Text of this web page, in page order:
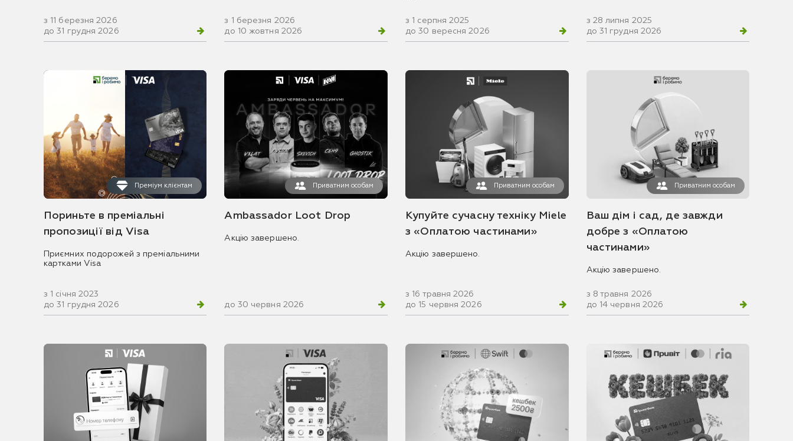
з 11 березня 2026
до 31 грудня 2026
з 1 березня 2026
до 10 жовтня 2026
з 1 серпня 2025
до 30 вересня 2026
з 28 липня 2025
до 31 грудня 2026
Преміум клієнтам
Пориньте в преміальні
пропозиції від Visa
Приємних подорожей з преміальними
картками Visa
з 1 січня 2023
до 31 грудня 2026
Приватним особам
Ambassador Loot Drop
Акцію завершено.
до 30 червня 2026
Приватним особам
Купуйте сучасну техніку Miele
з «Оплатою частинами»
Акцію завершено.
з 16 травня 2026
до 15 червня 2026
Приватним особам
Ваш дім і сад, де завжди
добре з «Оплатою
частинами»
Акцію завершено.
з 8 травня 2026
до 14 червня 2026